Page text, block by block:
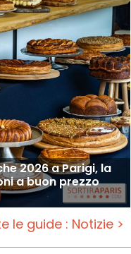
2026 a Parigi, la
a buon prezzo
le guide : Notizie >